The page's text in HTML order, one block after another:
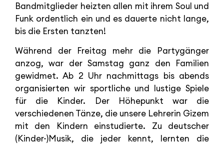
Bandmitglieder heizten allen mit ihrem Soul und
Funk ordentlich ein und es dauerte nicht lange,
bis die Ersten tanzten!
Während der Freitag mehr die Partygänger
anzog, war der Samstag ganz den Familien
gewidmet. Ab 2 Uhr nachmittags bis abends
organisierten wir sportliche und lustige Spiele
für die Kinder. Der Höhepunkt war die
verschiedenen Tänze, die unsere Lehrerin Gizem
mit den Kindern einstudierte. Zu deutscher
(Kinder-)Musik, die jeder kennt, lernten die